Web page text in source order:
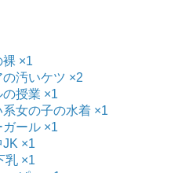
×1
汚いケツ ×2
授業 ×1
女の子の水着 ×1
ール ×1
×1
乳 ×1